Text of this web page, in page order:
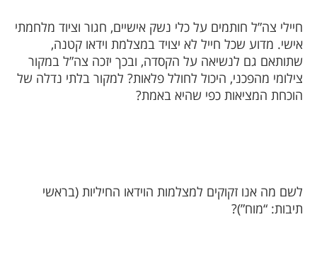
חיילי צה”ל חותמים על כלי נשק אישיים, חגור וציוד מלחמתי
אישי. מדוע שכל חייל לא יצויד במצלמת וידאו קטנה,
שתותאם גם לנשיאה על הקסדה, ובכך יזכה צה”ל במקור
צילומי מהפכני, היכול לחולל פלאות? למקור בלתי נדלה של
הוכחת המציאות כפי שהיא באמת?
לשם מה אנו זקוקים למצלמות הוידאו החיליות (בראשי
תיבות: “מוח”)?